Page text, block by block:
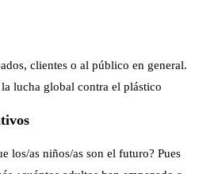
clientes o al público en general.
lucha global contra el plástico
los/as niños/as son el futuro? Pues